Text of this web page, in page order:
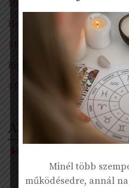
Mi történik akkor, ha Te
Hogyan tud megújulni egy
#Podcast – Hűtlenség
Riport: Párterápia,
#Podcast – Önismeret
Akiknek már
„Ismételten nem
megerősítését,
Minél több
működésedre, annál